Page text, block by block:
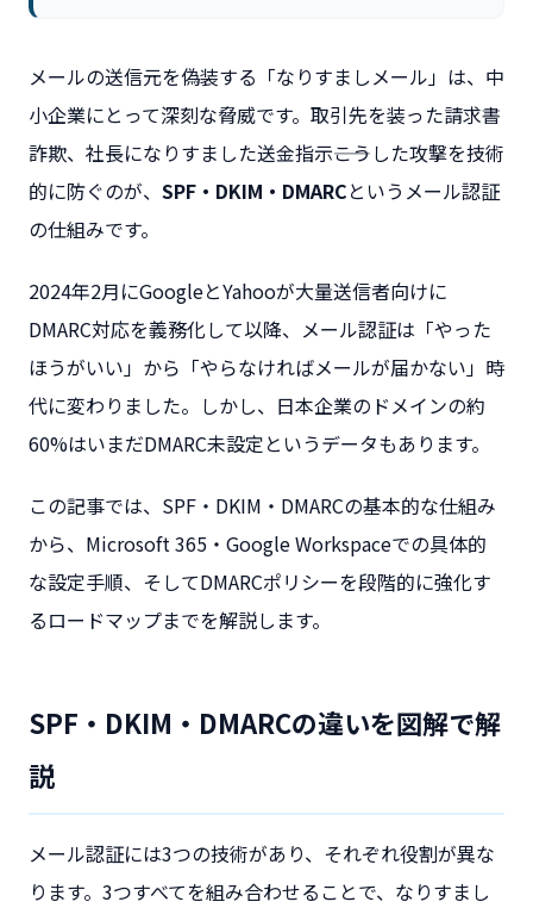
メールの送信元を偽装する「なりすましメール」は、中
小企業にとって深刻な脅威です。取引先を装った請求書
詐欺、社長になりすました送金指示――こうした攻撃を技術
的に防ぐのが、 SPF・DKIM・DMARCというメール認証
の仕組みです。
2024年2月にGoogleとYahooが大量送信者向けに
DMARC対応を義務化して以降、メール認証は「やった
ほうがいい」から「やらなければメールが届かない」時
代に変わりました。しかし、日本企業のドメインの約
60%はいまだDMARC未設定というデータもあります。
この記事では、SPF・DKIM・DMARCの基本的な仕組み
から、Microsoft 365・Google Workspaceでの具体的
な設定手順、そしてDMARCポリシーを段階的に強化す
るロードマップまでを解説します。
SPF・DKIM・DMARCの違いを図解で解
説
メール認証には3つの技術があり、それぞれ役割が異な
ります。3つすべてを組み合わせることで、なりすまし